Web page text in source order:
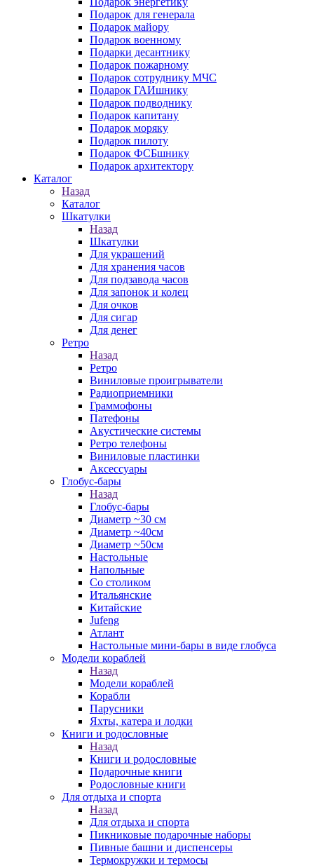
Подарок для генерала
Подарок майору
Подарок военному
Подарки десантнику
Подарок пожарному
Подарок сотруднику МЧС
Подарок ГАИшнику
Подарок подводнику
Подарок капитану
Подарок моряку
Подарок пилоту
Подарок ФСБшнику
Подарок архитектору
Каталог
Назад
Каталог
Шкатулки
Назад
Шкатулки
Для украшений
Для хранения часов
Для подзавода часов
Для запонок и колец
Для очков
Для сигар
Для денег
Ретро
Назад
Ретро
Виниловые проигрыватели
Радиоприемники
Граммофоны
Патефоны
Акустические системы
Ретро телефоны
Виниловые пластинки
Аксессуары
Глобус-бары
Назад
Глобус-бары
Диаметр ~30 см
Диаметр ~40см
Диаметр ~50см
Настольные
Напольные
Со столиком
Итальянские
Китайские
Jufeng
Атлант
Настольные мини-бары в виде глобуса
Модели кораблей
Назад
Модели кораблей
Корабли
Парусники
Яхты, катера и лодки
Книги и родословные
Назад
Книги и родословные
Подарочные книги
Родословные книги
Для отдыха и спорта
Назад
Для отдыха и спорта
Пикниковые подарочные наборы
Пивные башни и диспенсеры
Термокружки и термосы